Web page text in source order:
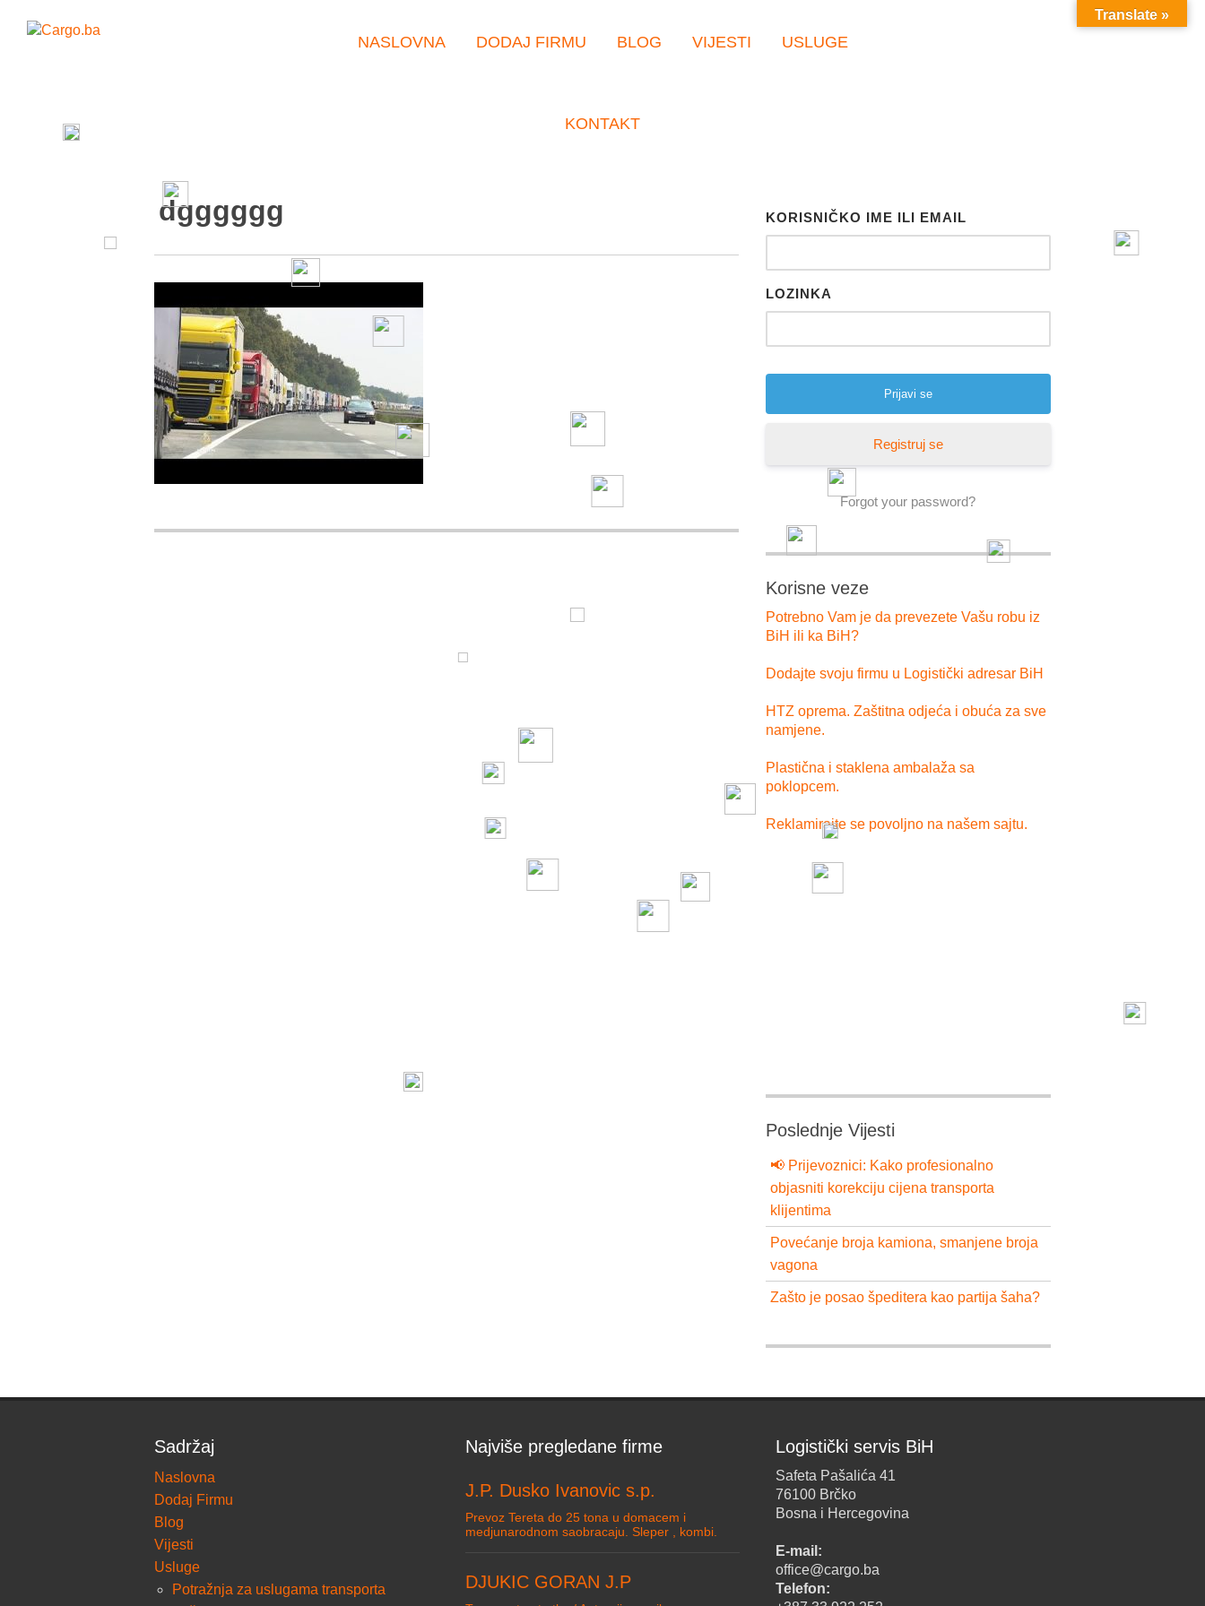
NASLOVNA DODAJ FIRMU BLOG VIJESTI USLUGE
KONTAKT
dgggggg KORISNIČKO IME ILI EMAIL
LOZINKA
Registruj se
Forgot your password?
Korisne veze
Potrebno Vam je da prevezete Vašu robu iz
BiH ili ka BiH?
Dodajte svoju firmu u Logistički adresar BiH
HTZ oprema. Zaštitna odjeća i obuća za sve
namjene.
Plastična i staklena ambalaža sa
poklopcem.
Reklamirajte se povoljno na našem sajtu.
Poslednje Vijesti
📢 Prijevoznici: Kako profesionalno
objasniti korekciju cijena transporta
klijentima
Povećanje broja kamiona, smanjene broja
vagona
Zašto je posao špeditera kao partija šaha?
Sadržaj
Naslovna
Dodaj Firmu
Blog
Vijesti
Usluge
Potražnja za uslugama transporta
Najviše pregledane firme
J.P. Dusko Ivanovic s.p.
Prevoz Tereta do 25 tona u domacem i
medjunarodnom saobracaju. Sleper , kombi.
DJUKIC GORAN J.P
Logistički servis BiH
Safeta Pašalića 41
76100 Brčko
Bosna i Hercegovina
E-mail:
office@cargo.ba
Telefon:
Translate »